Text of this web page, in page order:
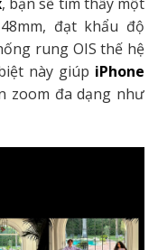
đạt khẩu độ
rung OIS thế hệ
này giúp iPhone
zoom đa dạng như